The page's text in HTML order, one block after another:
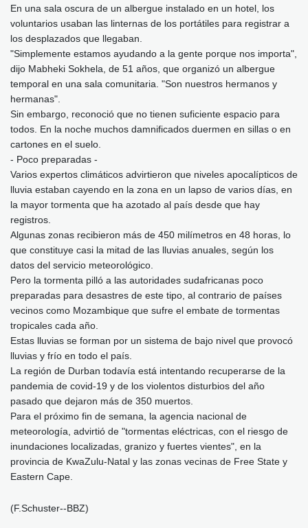
En una sala oscura de un albergue instalado en un hotel, los
voluntarios usaban las linternas de los portátiles para registrar a
los desplazados que llegaban.
"Simplemente estamos ayudando a la gente porque nos importa",
dijo Mabheki Sokhela, de 51 años, que organizó un albergue
temporal en una sala comunitaria. "Son nuestros hermanos y
hermanas".
Sin embargo, reconoció que no tienen suficiente espacio para
todos. En la noche muchos damnificados duermen en sillas o en
cartones en el suelo.
- Poco preparadas -
Varios expertos climáticos advirtieron que niveles apocalípticos de
lluvia estaban cayendo en la zona en un lapso de varios días, en
la mayor tormenta que ha azotado al país desde que hay
registros.
Algunas zonas recibieron más de 450 milímetros en 48 horas, lo
que constituye casi la mitad de las lluvias anuales, según los
datos del servicio meteorológico.
Pero la tormenta pilló a las autoridades sudafricanas poco
preparadas para desastres de este tipo, al contrario de países
vecinos como Mozambique que sufre el embate de tormentas
tropicales cada año.
Estas lluvias se forman por un sistema de bajo nivel que provocó
lluvias y frío en todo el país.
La región de Durban todavía está intentando recuperarse de la
pandemia de covid-19 y de los violentos disturbios del año
pasado que dejaron más de 350 muertos.
Para el próximo fin de semana, la agencia nacional de
meteorología, advirtió de "tormentas eléctricas, con el riesgo de
inundaciones localizadas, granizo y fuertes vientes", en la
provincia de KwaZulu-Natal y las zonas vecinas de Free State y
Eastern Cape.
(F.Schuster--BBZ)